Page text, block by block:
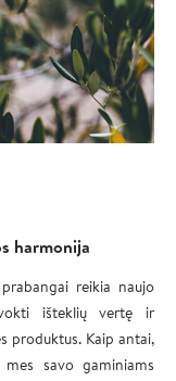
harmonija
reikia naujo
išteklių vertę ir
produktus. Kaip antai,
savo gaminiams